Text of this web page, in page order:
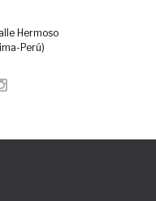
Hermoso
Perú)